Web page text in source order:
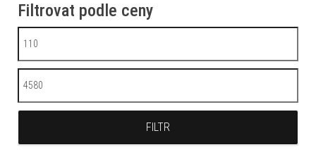
Filtrovat podle ceny
Minimální cena
Maximální cena
FILTR